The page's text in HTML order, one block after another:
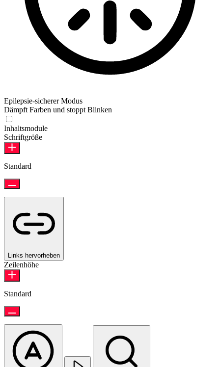
Epilepsie-sicherer Modus
Dämpft Farben und stoppt Blinken
Inhaltsmodule
Schriftgröße
Standard
Links hervorheben
Zeilenhöhe
Standard